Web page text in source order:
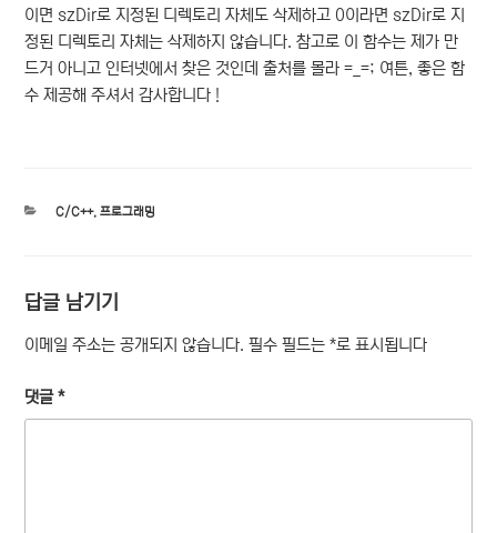
이면 szDir로 지정된 디렉토리 자체도 삭제하고 0이라면 szDir로 지
정된 디렉토리 자체는 삭제하지 않습니다. 참고로 이 함수는 제가 만
드거 아니고 인터넷에서 찾은 것인데 출처를 몰라 =_=; 여튼, 좋은 함
수 제공해 주셔서 감사합니다 !
카
C/C++, 프로그래밍
답글 남기기
이메일 주소는 공개되지 않습니다. 필수 필드는*로 표시됩니다
댓글*